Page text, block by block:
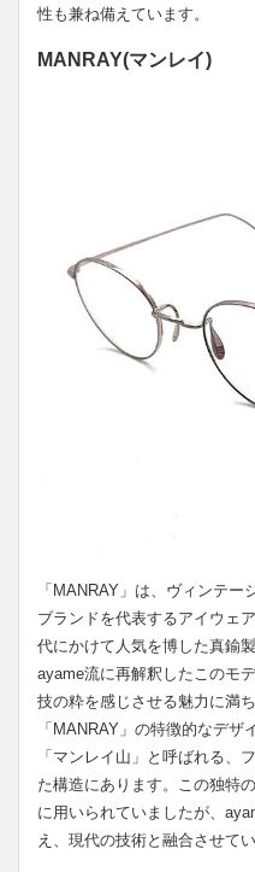
性も兼ね備えています。
MANRAY(マンレイ)
「MANRAY」は、ヴィンテー
ブランドを代表するアイウェ
代にかけて人気を博した真鍮
ayame流に再解釈したこのモ
技の粋を感じさせる魅力に満ち
「MANRAY」の特徴的なデ
「マンレイ山」と呼ばれる、
た構造にあります。この独特
に用いられていましたが、
え、現代の技術と融合させてい